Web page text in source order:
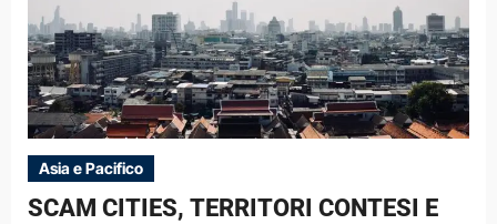
Asia e Pacifico
SCAM CITIES, TERRITORI CONTESI E